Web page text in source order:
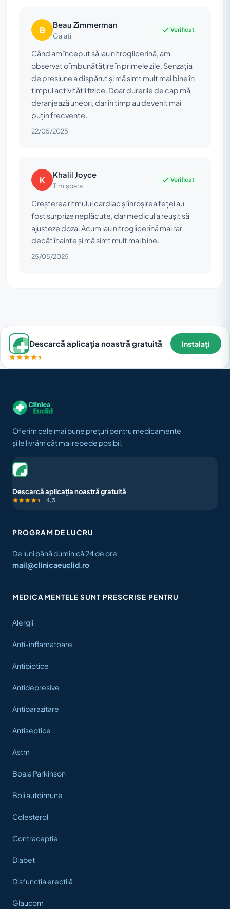
B Beau Zimmerman
Galați
Verificat
Când am început să iau nitroglicerină, am
observat o îmbunătățire în primele zile. Senzația
de presiune a dispărut și mă simt mult mai bine în
timpul activității fizice. Doar durerile de cap mă
deranjează uneori, dar în timp au devenit mai
puțin frecvente.
22/05/2025
K Khalil Joyce
Timișoara
Verificat
Creșterea ritmului cardiac și înroșirea feței au
fost surprize neplăcute, dar medicul a reușit să
ajusteze doza. Acum iau nitroglicerină mai rar
decât înainte și mă simt mult mai bine.
25/05/2025
Descarcă aplicația noastră gratuită Instalați
Oferim cele mai bune prețuri pentru medicamente
și le livrăm cât mai repede posibil.
Descarcă aplicația noastră gratuită
4,3
PROGRAM DE LUCRU
De luni până duminică 24 de ore
mail@clinicaeuclid.ro
MEDICAMENTELE SUNT PRESCRISE PENTRU
Alergii
Anti-inflamatoare
Antibiotice
Antidepresive
Antiparazitare
Antiseptice
Astm
Boala Parkinson
Boli autoimune
Colesterol
Contracepție
Diabet
Disfuncția erectilă
Glaucom